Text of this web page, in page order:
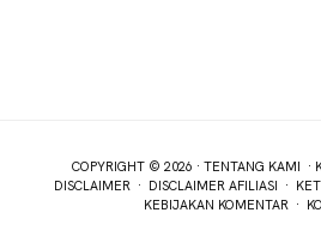
COPYRIGHT © 2026 · TENTANG KAMI ·
DISCLAIMER · DISCLAIMER AFILIASI ·
KEBIJAKAN KOMENTAR ·